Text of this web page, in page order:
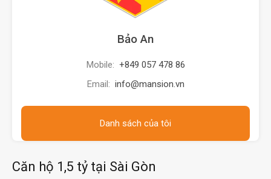
Bảo An
Mobile: +849 057 478 86
Email: info@mansion.vn
Danh sách của tôi
Căn hộ 1,5 tỷ tại Sài Gòn